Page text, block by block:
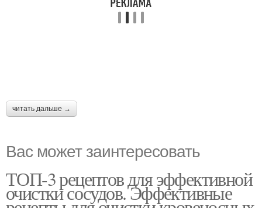
читать дальше →
Вас может заинтересовать
ТОП-3 рецептов для эффективной
очистки сосудов. Эффективные